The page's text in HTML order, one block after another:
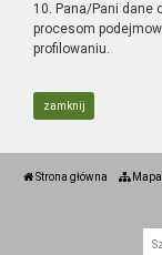
10. Pana/Pani dane
procesom
profilowaniu.
zamknij
Strona główna